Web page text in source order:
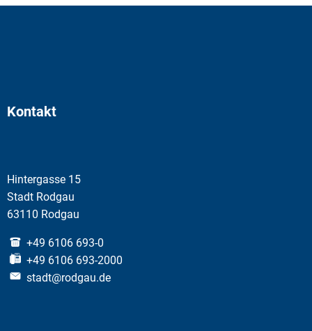
Kontakt
Hintergasse 15
Stadt Rodgau
63110 Rodgau
+49 6106 693-0
+49 6106 693-2000
stadt@rodgau.de